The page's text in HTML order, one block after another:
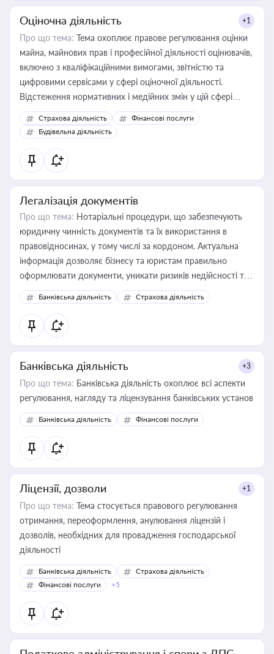
Оціночна діяльність +1
Про що тема: Тема охоплює правове регулювання оцінки
майна, майнових прав і професійної діяльності оцінювачів,
включно з кваліфікаційними вимогами, звітністю та
цифровими сервісами у сфері оціночної діяльності.
Відстеження нормативних і медійних змін у цій сфері
корисне для власника бізнесу, керівника, юриста або
бухгалтера під час оподаткування, приватизації, оренди
державного майна, корпоративних угод і перевірки
статусу суб'єктів оціночної діяльності
Страхова діяльність
Фінансові послуги
Будівельна діяльність
Легалізація документів
Про що тема: Нотаріальні процедури, що забезпечують
юридичну чинність документів та їх використання в
правовідносинах, у тому числі за кордоном. Актуальна
інформація дозволяє бізнесу та юристам правильно
оформлювати документи, уникати ризиків недійсності та
забезпечувати їх належне прийняття органами влади та
контрагентами
Банківська діяльність Страхова діяльність
Банківська діяльність +3
Про що тема: Банківська діяльність охоплює всі аспекти
регулювання, нагляду та ліцензування банківських установ
Банківська діяльність Фінансові послуги
Ліцензії, дозволи +1
Про що тема: Тема стосується правового регулювання
отримання, переоформлення, анулювання ліцензій і
дозволів, необхідних для провадження господарської
діяльності
Банківська діяльність
Страхова діяльність
Фінансові послуги
+5